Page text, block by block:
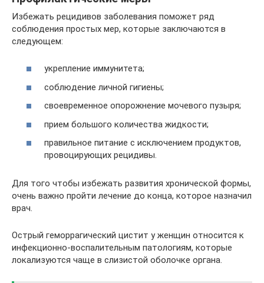
Избежать рецидивов заболевания поможет ряд
соблюдения простых мер, которые заключаются в
следующем:
укрепление иммунитета;
соблюдение личной гигиены;
своевременное опорожнение мочевого пузыря;
прием большого количества жидкости;
правильное питание с исключением продуктов,
провоцирующих рецидивы.
Для того чтобы избежать развития хронической формы,
очень важно пройти лечение до конца, которое назначил
врач.
Острый геморрагический цистит у женщин относится к
инфекционно-воспалительным патологиям, которые
локализуются чаще в слизистой оболочке органа.